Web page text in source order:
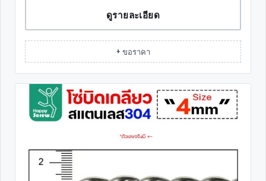
ดูรายละเอียด
+ ขอราคา